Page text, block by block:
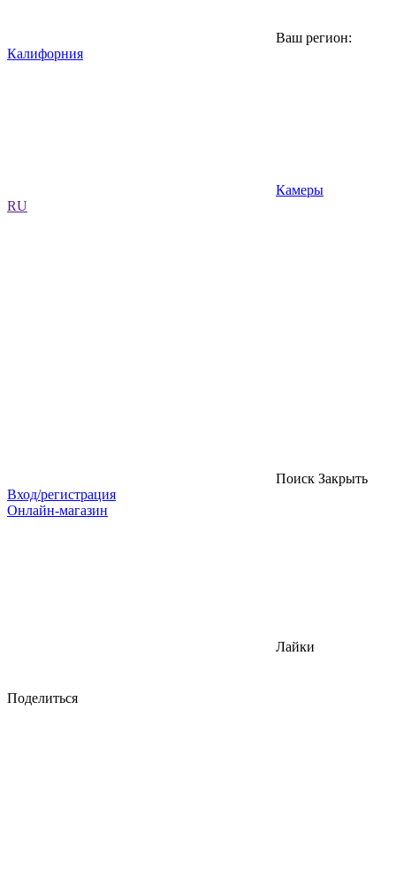
Ваш регион:
Калифорния
Камеры
RU
Поиск Закрыть
Вход/регистрация
Онлайн-магазин
Лайки
Поделиться